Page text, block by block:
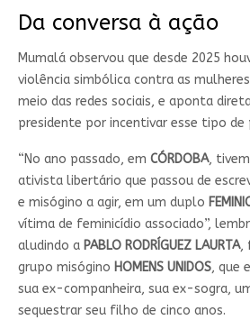
Da conversa à ação
Mumalá observou que desde 2025
violência simbólica contra as
meio das redes sociais, e aponta
presidente por incentivar esse tipo de
“No ano passado, em CÓRDOBA,
ativista libertário que passou de
e misógino a agir, em um duplo
vítima de feminicídio associado”,
aludindo a PABLO RODRÍGUEZ LAURTA,
grupo misógino HOMENS UNIDOS, que
sua ex-companheira, sua ex-sogra,
sequestrar seu filho de cinco anos.